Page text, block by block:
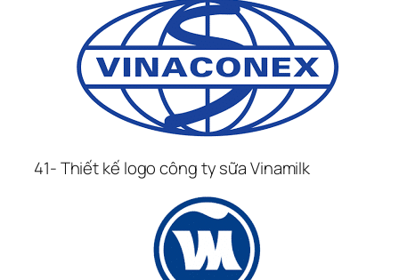
41- Thiết kế logo công ty sữa Vinamilk